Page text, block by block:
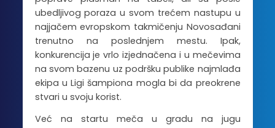
ubedljivog poraza u svom trećem nastupu u
najjačem evropskom takmičenju Novosađani
trenutno na poslednjem mestu. Ipak,
konkurencija je vrlo izjednačena i u mečevima
na svom bazenu uz podršku publike najmlađa
ekipa u Ligi šampiona mogla bi da preokrene
stvari u svoju korist.
Već na startu meča u gradu na jugu